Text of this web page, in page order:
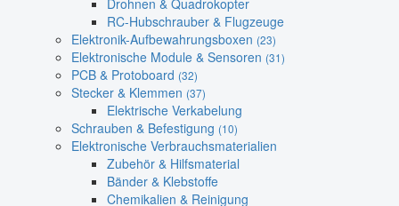
Drohnen & Quadrokopter
RC-Hubschrauber & Flugzeuge
Elektronik-Aufbewahrungsboxen (23)
Elektronische Module & Sensoren (31)
PCB & Protoboard (32)
Stecker & Klemmen (37)
Elektrische Verkabelung
Schrauben & Befestigung (10)
Elektronische Verbrauchsmaterialien
Zubehör & Hilfsmaterial
Bänder & Klebstoffe
Chemikalien & Reinigung